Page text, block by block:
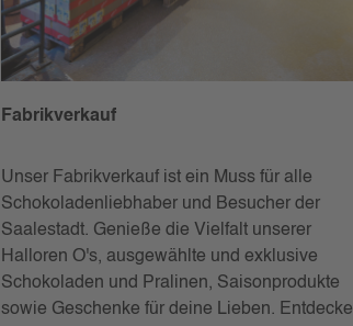
Fabrikverkauf
Unser Fabrikverkauf ist ein Muss für alle
Schokoladenliebhaber und Besucher der
Saalestadt. Genieße die Vielfalt unserer
Halloren O's, ausgewählte und exklusive
Schokoladen und Pralinen, Saisonprodukte
sowie Geschenke für deine Lieben. Entdecke